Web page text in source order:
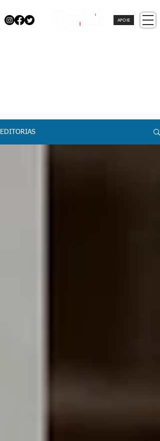
APOIE
EDITORIAS